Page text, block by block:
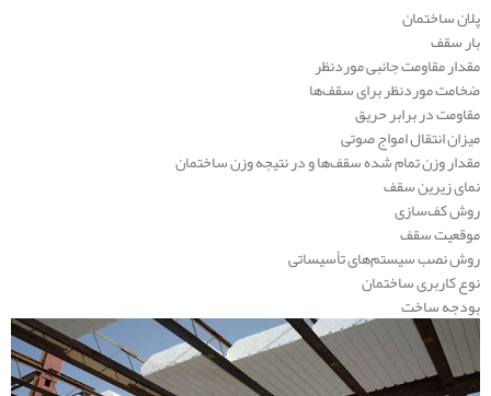
پلان ساختمان
بار سقف
مقدار مقاومت جانبی موردنظر
ضخامت موردنظر برای سقف‌ها
مقاومت در برابر حریق
میزان انتقال امواج صوتی
مقدار وزن تمام شده سقف‌ها و در نتیجه وزن ساختمان
نمای زیرین سقف
روش کف‌سازی
موقعیت سقف
روش نصب سیستم‌های تأسیساتی
نوع کاربری ساختمان
بودجه ساخت